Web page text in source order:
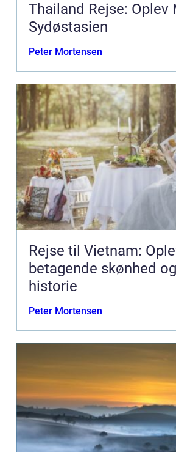
Thailand Rejse: Oplev
Sydøstasien
Peter Mortensen
Rejse til Vietnam:
betagende skønhed
historie
Peter Mortensen